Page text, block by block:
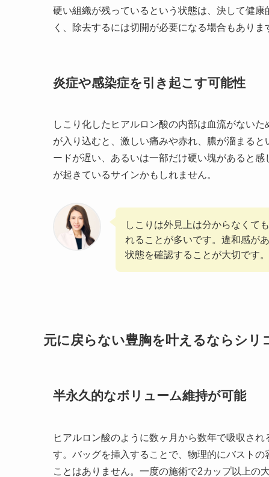
硬い組織が残っているという状態は、決して健
く、除去するには切開が必要になる場合もありま
炎症や感染症を引き起こす可能性
しこり化したヒアルロン酸の内部は血流がない
が入り込むと、激しい痛みや赤れ、膿が溜まる
ードが遅い、あるいは一部だけ硬い塊があると
が起きているサインかもしれません。
しこりは外見上は分からなくて
れることが多いです。違和感が
状態を確認することが大切です。
元に戻らない豊胸を叶えるならシ
半永久的なボリューム維持が可能
ヒアルロン酸のように数ヶ月から数年で吸収さ
す。バッグを挿入することで、物理的にバスト
ことはありません。一度の施術で2カップ以上の